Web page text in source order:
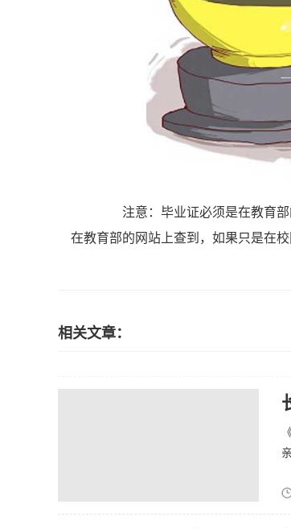
注意：毕业证必须是在教育部
在教育部的网站上查到，如果只是在
相关文章：